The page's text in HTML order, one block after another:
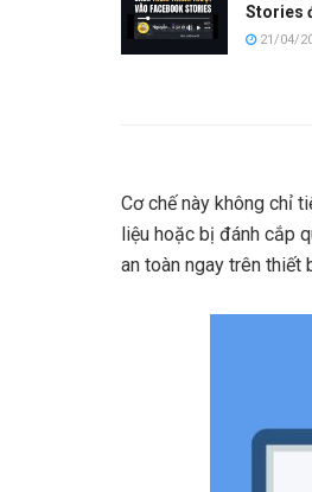
Stories
21/04/
Cơ chế này không chỉ
liệu hoặc bị đánh cắp
an toàn ngay trên thiết